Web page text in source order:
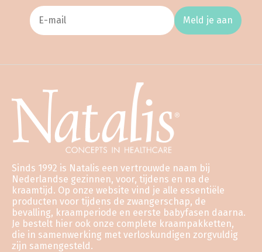
Meld je aan
Sinds 1992 is Natalis een vertrouwde naam bij
Nederlandse gezinnen, voor, tijdens en na de
kraamtijd. Op onze website vind je alle essentiële
producten voor tijdens de zwangerschap, de
bevalling, kraamperiode en eerste babyfasen daarna.
Je bestelt hier ook onze complete kraampakketten,
die in samenwerking met verloskundigen zorgvuldig
zijn samengesteld.